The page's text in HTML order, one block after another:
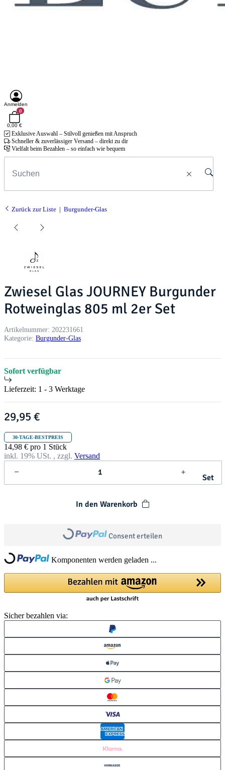
Anmelden
0
0,00 €
Exklusive Auswahl – Stilvoll genießen mit Anspruch
Schneller & zuverlässiger Versand – direkt zu dir
Vielfalt beim Bezahlen – so einfach wie bequem
Zurück zur Liste Burgunder-Glas
Zwiesel Glas JOURNEY Burgunder
Rotweinglas 805 ml 2er Set
Artikelnummer: 202231661
Kategorie: Burgunder-Glas
Sofort verfügbar
Lieferzeit: 1 - 3 Werktage
29,95 €
30-TAGE-BESTPREIS
14,98 € pro 1 Stück
inkl. 19% USt. , zzgl. Versand
Set
In den Warenkorb
Loading... Consent erteilen
Loading... Komponenten werden geladen ...
Sicher bezahlen via: